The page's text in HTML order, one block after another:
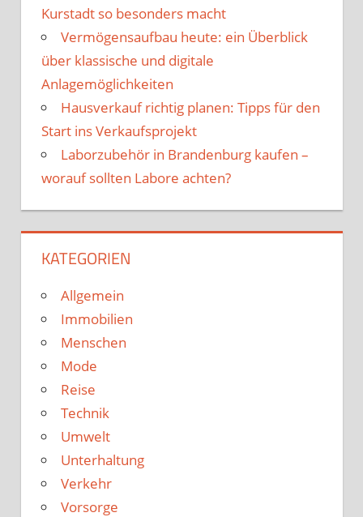
Kurstadt so besonders macht
Vermögensaufbau heute: ein Überblick
über klassische und digitale
Anlagemöglichkeiten
Hausverkauf richtig planen: Tipps für den
Start ins Verkaufsprojekt
Laborzubehör in Brandenburg kaufen –
worauf sollten Labore achten?
KATEGORIEN
Allgemein
Immobilien
Menschen
Mode
Reise
Technik
Umwelt
Unterhaltung
Verkehr
Vorsorge